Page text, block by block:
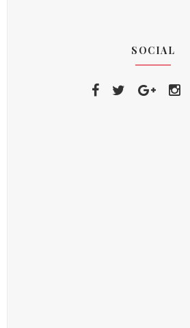
SOCIAL